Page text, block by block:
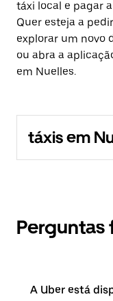
táxi local e pagar
Quer esteja a
explorar um novo
ou abra a
em Nuelles.
táxis em
Perguntas
A Uber está